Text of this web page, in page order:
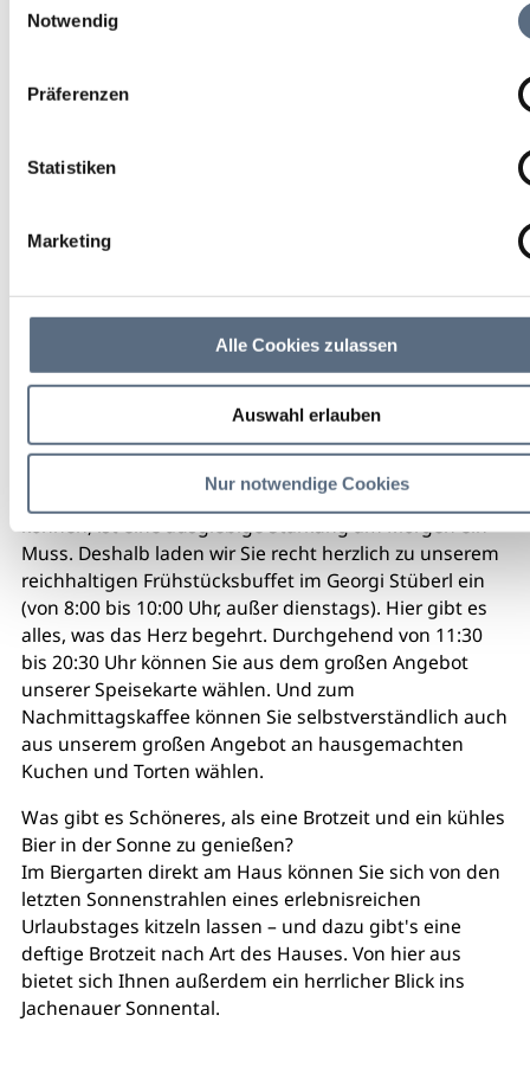
Notwendig
Präferenzen
Statistiken
Marketing
Alle Cookies zulassen
Auswahl erlauben
Nur notwendige Cookies
Bayerisches Wirtshaus, mit direktem Loipeneinstieg.
Um die Vielfalt des Freizeitangebotes der Jachenauer
Umgebung so richtig genießen und erleben zu
können, ist eine ausgiebige Stärkung am Morgen ein
Muss. Deshalb laden wir Sie recht herzlich zu unserem
reichhaltigen Frühstücksbuffet im Georgi Stüberl ein
(von 8:00 bis 10:00 Uhr, außer dienstags). Hier gibt es
alles, was das Herz begehrt. Durchgehend von 11:30
bis 20:30 Uhr können Sie aus dem großen Angebot
unserer Speisekarte wählen. Und zum
Nachmittagskaffee können Sie selbstverständlich auch
aus unserem großen Angebot an hausgemachten
Kuchen und Torten wählen.
Was gibt es Schöneres, als eine Brotzeit und ein kühles
Bier in der Sonne zu genießen?
Im Biergarten direkt am Haus können Sie sich von den
letzten Sonnenstrahlen eines erlebnisreichen
Urlaubstages kitzeln lassen – und dazu gibt's eine
deftige Brotzeit nach Art des Hauses. Von hier aus
bietet sich Ihnen außerdem ein herrlicher Blick ins
Jachenauer Sonnental.